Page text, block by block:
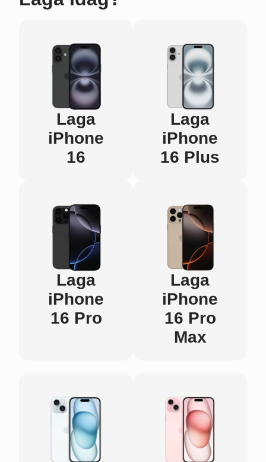
Laga
iPhone
16
Laga
iPhone
16 Plus
Laga
iPhone
16 Pro
Laga
iPhone
16 Pro
Max